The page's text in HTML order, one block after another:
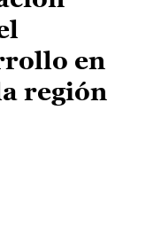
en
región